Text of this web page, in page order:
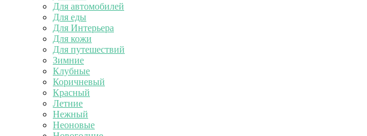
Для автомобилей
Для еды
Для Интерьера
Для кожи
Для путешествий
Зимние
Клубные
Коричневый
Красный
Летние
Нежный
Неоновые